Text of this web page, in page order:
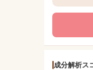
成分解析ス